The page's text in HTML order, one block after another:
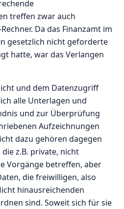
treffen zwar auch
Da das Finanzamt im
gesetzlich nicht geforderte
hatte, war das Verlangen
und dem Datenzugriff
alle Unterlagen und
und zur Überprüfung
Aufzeichnungen
dazu gehören dagegen
z.B. private, nicht
Vorgänge betreffen, aber
die freiwilligen, also
hinausreichenden
sind. Soweit sich für sie